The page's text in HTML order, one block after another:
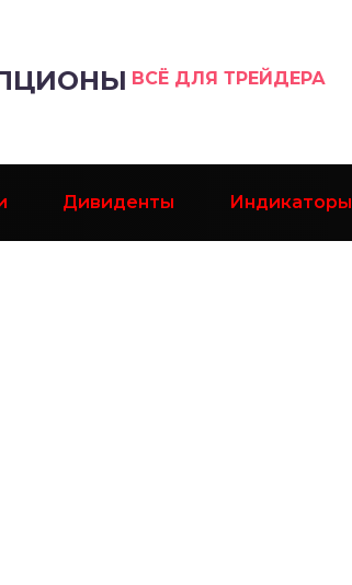
ВСЁ ДЛЯ ТРЕЙДЕРА
Дивиденты Индикаторы